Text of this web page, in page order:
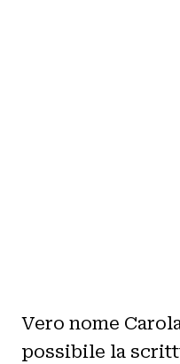
Vero nome
possibile la